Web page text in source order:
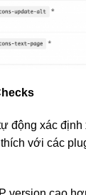
động xác định
với các